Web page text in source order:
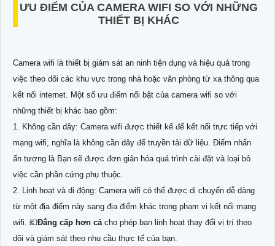
ƯU ĐIỂM CỦA CAMERA WIFI SO VỚI NHỮNG
THIẾT BỊ KHÁC
Camera wifi là thiết bị giám sát an ninh tiện dụng và hiệu quả trong
việc theo dõi các khu vực trong nhà hoặc văn phòng từ xa thông qua
kết nối internet. Một số ưu điểm nổi bật của camera wifi so với
những thiết bị khác bao gồm:
1. Không cần dây: Camera wifi được thiết kế để kết nối trực tiếp với
mạng wifi, nghĩa là không cần dây để truyền tải dữ liệu. Điểm nhấn
ấn tượng là Bạn sẽ được đơn giản hóa quá trình cài đặt và loại bỏ
việc cần phần cứng phụ thuộc.
2. Linh hoạt và di động: Camera wifi có thể được di chuyển dễ dàng
từ một địa điểm này sang địa điểm khác trong phạm vi kết nối mạng
wifi. 💶Đẳng cấp hơn cả cho phép bạn linh hoạt thay đổi vị trí theo
dõi và giám sát theo nhu cầu thực tế của bạn.